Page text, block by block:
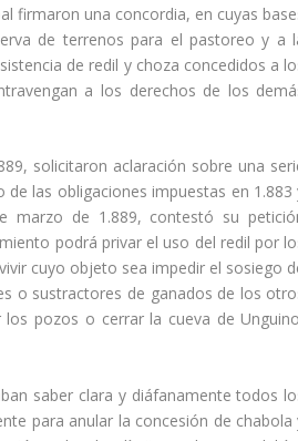
firmaron una concordia, en cuyas
de terrenos para el pastoreo y a
de redil y choza concedidos a
a los derechos de los
solicitaron aclaración sobre una
las obligaciones impuestas en 1.883
marzo de 1.889, contestó su
podrá privar el uso del redil por
cuyo objeto sea impedir el sosiego
o sustractores de ganados de los
pozos o cerrar la cueva de
saber clara y diáfanamente todos
para anular la concesión de chabola